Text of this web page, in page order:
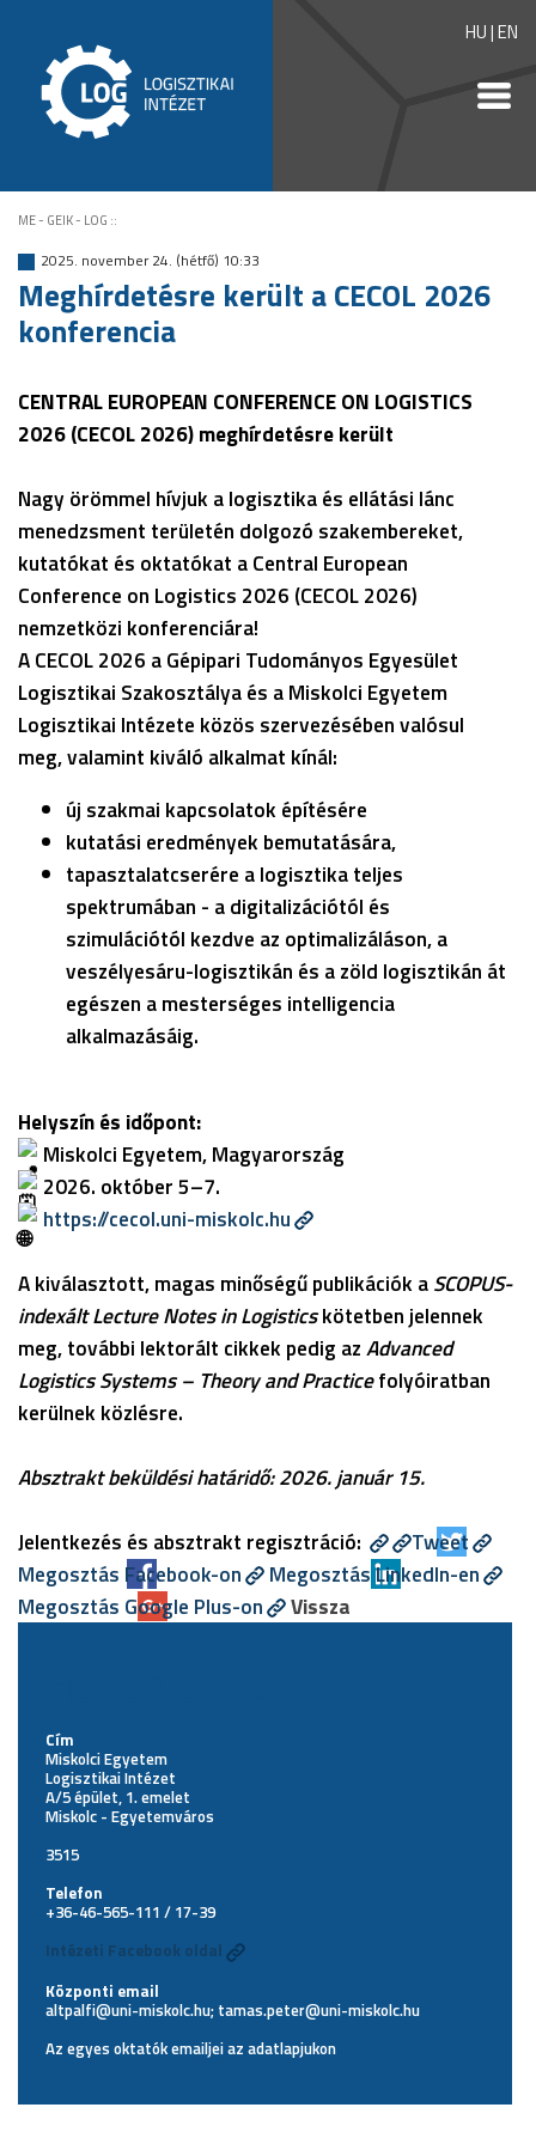
HU|EN
ME - GEIK - LOG ::
2025. november 24. (hétfő) 10:33
Meghírdetésre került a CECOL 2026
konferencia
CENTRAL EUROPEAN CONFERENCE ON LOGISTICS
2026 (CECOL 2026) meghírdetésre került
Nagy örömmel hívjuk a logisztika és ellátási lánc
menedzsment területén dolgozó szakembereket,
kutatókat és oktatókat a Central European
Conference on Logistics 2026 (CECOL 2026)
nemzetközi konferenciára!
A CECOL 2026 a Gépipari Tudományos Egyesület
Logisztikai Szakosztálya és a Miskolci Egyetem
Logisztikai Intézete közös szervezésében valósul
meg, valamint kiváló alkalmat kínál:
új szakmai kapcsolatok építésére
kutatási eredmények bemutatására,
tapasztalatcserére a logisztika teljes
spektrumában - a digitalizációtól és
szimulációtól kezdve az optimalizáláson, a
veszélyesáru-logisztikán és a zöld logisztikán át
egészen a mesterséges intelligencia
alkalmazásáig.
Helyszín és időpont:
Miskolci Egyetem, Magyarország
2026. október 5–7.
https://cecol.uni-miskolc.hu
A kiválasztott, magas minőségű publikációk aSCOPUS-
indexált Lecture Notes in Logisticskötetben jelennek
meg, további lektorált cikkek pedig azAdvanced
Logistics Systems – Theory and Practicefolyóiratban
kerülnek közlésre.
Absztrakt beküldési határidő: 2026. január 15.
Jelentkezés és absztrakt regisztráció:
Tweet
Megosztás Facebook-on
Megosztás LinkedIn-en
Megosztás Google Plus-on
Vissza
Cím
Miskolci Egyetem
Logisztikai Intézet
A/5 épület, 1. emelet
Miskolc - Egyetemváros
3515
Telefon
+36-46-565-111 / 17-39
Intézeti Facebook oldal
Központi email
altpalfi@uni-miskolc.hu; tamas.peter@uni-miskolc.hu
Az egyes oktatók emailjei az adatlapjukon